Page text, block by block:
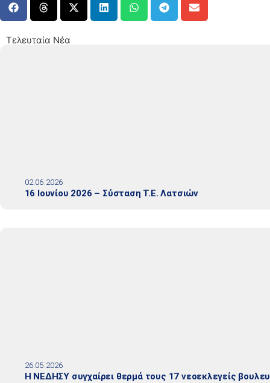
Τελευταία Νέα
02.06.2026
16 Ιουνίου 2026 – Σύσταση Τ.Ε. Λατσιών
26.05.2026
Η ΝΕΔΗΣΥ συγχαίρει θερμά τους 17 νεοεκλεγείς